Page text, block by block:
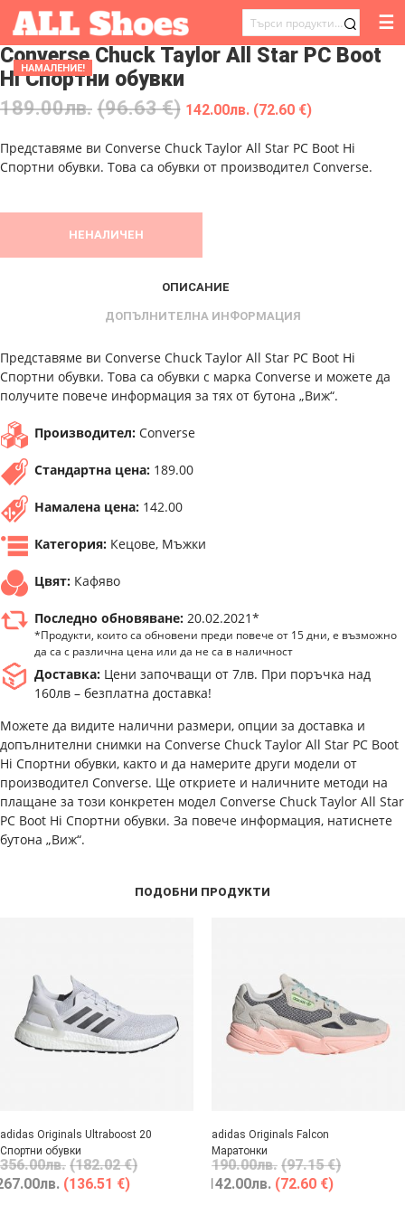
ТЪРСЕНЕ
ЗА:
☰
НАМАЛЕНИЕ!
Converse Chuck Taylor All Star PC Boot
Hi Спортни обувки
189.00лв. (96.63 €) 142.00лв. (72.60 €)
Представяме ви Converse Chuck Taylor All Star PC Boot Hi
Спортни обувки. Това са обувки от производител Converse.
НЕНАЛИЧЕН
ОПИСАНИЕ
ДОПЪЛНИТЕЛНА ИНФОРМАЦИЯ
Представяме ви Converse Chuck Taylor All Star PC Boot Hi
Спортни обувки. Това са обувки с марка Converse и можете да
получите повече информация за тях от бутона „Виж“.
Производител: Converse
Стандартна цена: 189.00
Намалена цена: 142.00
Категория: Кецове, Мъжки
Цвят: Кафяво
Последно обновяване: 20.02.2021*
*Продукти, които са обновени преди повече от 15 дни, е възможно
да са с различна цена или да не са в наличност
Доставка: Цени започващи от 7лв. При поръчка над
160лв – безплатна доставка!
Можете да видите налични размери, опции за доставка и
допълнителни снимки на Converse Chuck Taylor All Star PC Boot
Hi Спортни обувки, както и да намерите други модели от
производител Converse. Ще откриете и наличните методи на
плащане за този конкретен модел Converse Chuck Taylor All Star
PC Boot Hi Спортни обувки. За повече информация, натиснете
бутона „Виж“.
ПОДОБНИ ПРОДУКТИ
adidas Originals Ultraboost 20
Спортни обувки
356.00лв. (182.02 €)
лв. (136.51 €)
adidas Originals Falcon
Маратонки
190.00лв. (97.15 €)
142.00лв. (72.60 €)